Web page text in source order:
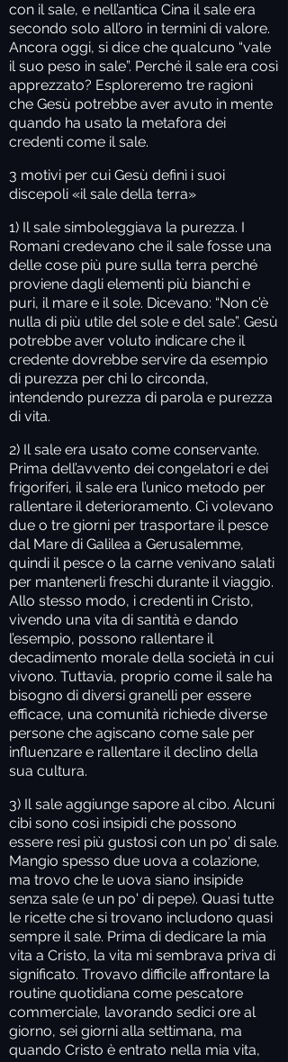
con il sale, e nell’antica Cina il sale era
secondo solo all’oro in termini di valore.
Ancora oggi, si dice che qualcuno “vale
il suo peso in sale”. Perché il sale era così
apprezzato? Esploreremo tre ragioni
che Gesù potrebbe aver avuto in mente
quando ha usato la metafora dei
credenti come il sale.
3 motivi per cui Gesù definì i suoi
discepoli «il sale della terra»
1) Il sale simboleggiava la purezza. I
Romani credevano che il sale fosse una
delle cose più pure sulla terra perché
proviene dagli elementi più bianchi e
puri, il mare e il sole. Dicevano: “Non c’è
nulla di più utile del sole e del sale”. Gesù
potrebbe aver voluto indicare che il
credente dovrebbe servire da esempio
di purezza per chi lo circonda,
intendendo purezza di parola e purezza
di vita.
2) Il sale era usato come conservante.
Prima dell’avvento dei congelatori e dei
frigoriferi, il sale era l’unico metodo per
rallentare il deterioramento. Ci volevano
due o tre giorni per trasportare il pesce
dal Mare di Galilea a Gerusalemme,
quindi il pesce o la carne venivano salati
per mantenerli freschi durante il viaggio.
Allo stesso modo, i credenti in Cristo,
vivendo una vita di santità e dando
l’esempio, possono rallentare il
decadimento morale della società in cui
vivono. Tuttavia, proprio come il sale ha
bisogno di diversi granelli per essere
efficace, una comunità richiede diverse
persone che agiscano come sale per
influenzare e rallentare il declino della
sua cultura.
3) Il sale aggiunge sapore al cibo. Alcuni
cibi sono così insipidi che possono
essere resi più gustosi con un po' di sale.
Mangio spesso due uova a colazione,
ma trovo che le uova siano insipide
senza sale (e un po' di pepe). Quasi tutte
le ricette che si trovano includono quasi
sempre il sale. Prima di dedicare la mia
vita a Cristo, la vita mi sembrava priva di
significato. Trovavo difficile affrontare la
routine quotidiana come pescatore
commerciale, lavorando sedici ore al
giorno, sei giorni alla settimana, ma
quando Cristo è entrato nella mia vita,